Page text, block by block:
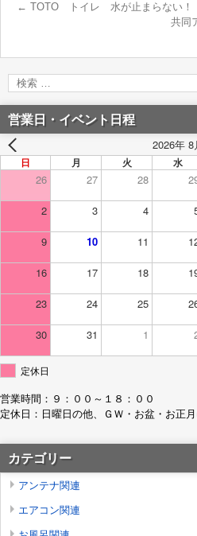
← TOTO トイレ 水が止まらない！
共同
営業日・イベント日程
2026年 8
日 月 火 水
26 27 28
2 3 4
9 10 11
16 17 18
23 24 25
30 31 1
定休日
営業時間：９：００～１８：００
定休日：日曜日の他、ＧＷ・お盆・お正
カテゴリー
アンテナ関連
エアコン関連